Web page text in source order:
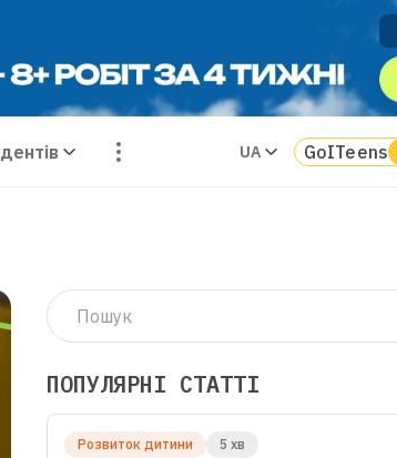
UA GoITeens
ПОПУЛЯРНІ СТАТТІ
Розвиток дитини 5 хв